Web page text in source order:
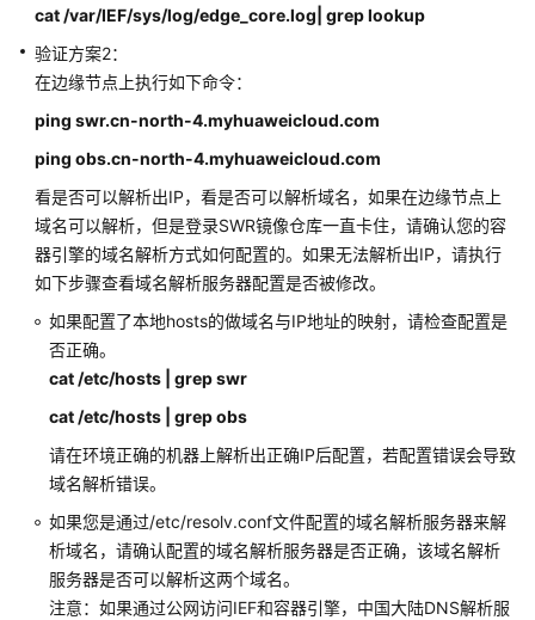
下
载
通
用
考
产
品
术
语
任
共
担
云
服
务
等
cat /var/IEF/sys/log/edge_core.log| grep lookup
验证方案2：
在边缘节点上执行如下命令：
ping swr.cn-north-4.myhuaweicloud.com
ping obs.cn-north-4.myhuaweicloud.com
看是否可以解析出IP，看是否可以解析域名，如果在边缘节点上
域名可以解析，但是登录SWR镜像仓库一直卡住，请确认您的容
器引擎的域名解析方式如何配置的。如果无法解析出IP，请执行
如下步骤查看域名解析服务器配置是否被修改。
如果配置了本地hosts的做域名与IP地址的映射，请检查配置是
否正确。
cat /etc/hosts | grep swr
cat /etc/hosts | grep obs
请在环境正确的机器上解析出正确IP后配置，若配置错误会导致
域名解析错误。
如果您是通过/etc/resolv.conf文件配置的域名解析服务器来解
析域名，请确认配置的域名解析服务器是否正确，该域名解析
服务器是否可以解析这两个域名。
注意：如果通过公网访问IEF和容器引擎，中国大陆DNS解析服